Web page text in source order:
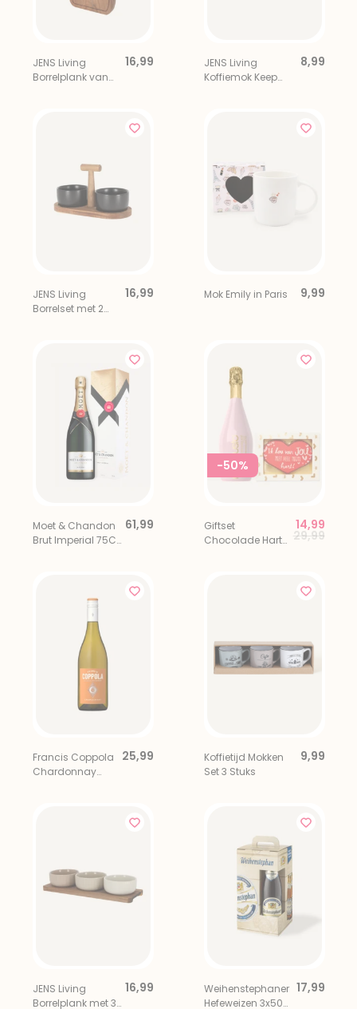
JENS Living
Borrelplank van
16,99
JENS Living
Koffiemok Keep
8,99
JENS Living
Borrelset met 2
16,99 Mok Emily in Paris 9,99
Moet & Chandon
Brut Imperial 75CL
61,99
-50%
Giftset
Chocolade Hart
Price
29,99to
14,99
Francis Coppola
Chardonnay
25,99
Koffietijd Mokken
Set 3 Stuks
9,99
JENS Living
Borrelplank met 3
16,99
Weihenstephaner
Hefeweizen 3x50
17,99